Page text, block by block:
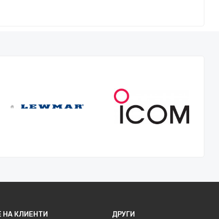
КЛИЕНТИ ДРУГИ